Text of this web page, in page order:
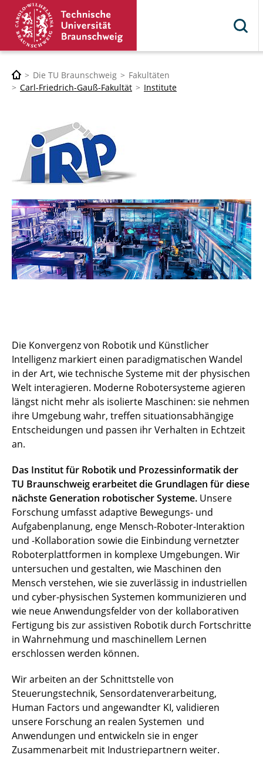
Die TU Braunschweig
Fakultäten
Carl-Friedrich-Gauß-Fakultät
Institute
Die Konvergenz von Robotik und Künstlicher
Intelligenz markiert einen paradigmatischen Wandel
in der Art, wie technische Systeme mit der physischen
Welt interagieren. Moderne Robotersysteme agieren
längst nicht mehr als isolierte Maschinen: sie nehmen
ihre Umgebung wahr, treffen situationsabhängige
Entscheidungen und passen ihr Verhalten in Echtzeit
an.
Das Institut für Robotik und Prozessinformatik der
TU Braunschweig erarbeitet die Grundlagen für diese
nächste Generation robotischer Systeme. Unsere
Forschung umfasst adaptive Bewegungs- und
Aufgabenplanung, enge Mensch-Roboter-Interaktion
und -Kollaboration sowie die Einbindung vernetzter
Roboterplattformen in komplexe Umgebungen. Wir
untersuchen und gestalten, wie Maschinen den
Mensch verstehen, wie sie zuverlässig in industriellen
und cyber-physischen Systemen kommunizieren und
wie neue Anwendungsfelder von der kollaborativen
Fertigung bis zur assistiven Robotik durch Fortschritte
in Wahrnehmung und maschinellem Lernen
erschlossen werden können.
Wir arbeiten an der Schnittstelle von
Steuerungstechnik, Sensordatenverarbeitung,
Human Factors und angewandter KI, validieren
unsere Forschung an realen Systemen und
Anwendungen und entwickeln sie in enger
Zusammenarbeit mit Industriepartnern weiter.